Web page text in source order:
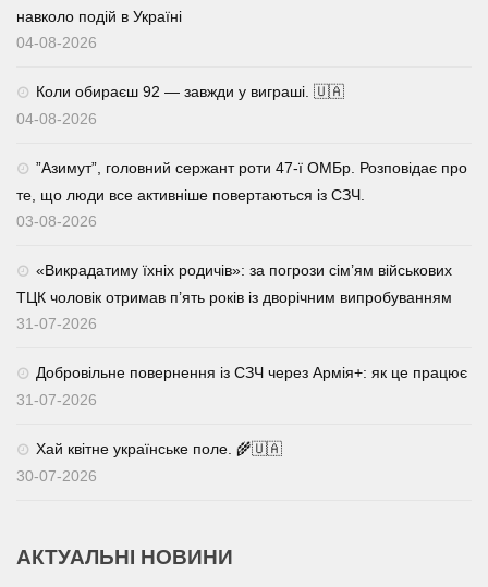
навколо подій в Україні
04-08-2026
Коли обираєш 92 — завжди у виграші. 🇺🇦
04-08-2026
⁨”Азимут”, головний сержант роти 47-ї ОМБр. Розповідає про
те, що люди все активніше повертаються із СЗЧ.
03-08-2026
«Викрадатиму їхніх родичів»: за погрози сім’ям військових
ТЦК чоловік отримав п’ять років із дворічним випробуванням
31-07-2026
Добровільне повернення із СЗЧ через Армія+: як це працює
31-07-2026
Хай квітне українське поле. 🌾🇺🇦
30-07-2026
АКТУАЛЬНІ НОВИНИ